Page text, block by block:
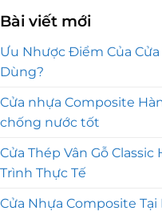
Bài viết mới
Ưu Nhược Điểm Của
Dùng?
Cửa nhựa Composite
chống nước tốt
Cửa Thép Vân Gỗ
Trình Thực Tế
Cửa Nhựa Composite Tại